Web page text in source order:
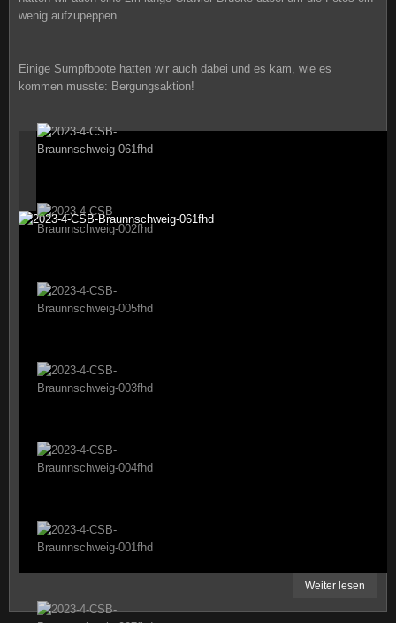
wenig aufzupeppen…
Einige Sumpfboote hatten wir auch dabei und es kam, wie es
kommen musste: Bergungsaktion!
Weiter lesen